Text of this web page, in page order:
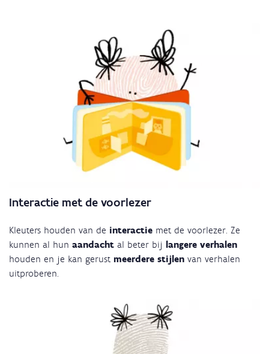
Interactie met de voorlezer
Kleuters houden van de interactie met de voorlezer. Ze
kunnen al hun aandacht al beter bij langere verhalen
houden en je kan gerust meerdere stijlen van verhalen
uitproberen.